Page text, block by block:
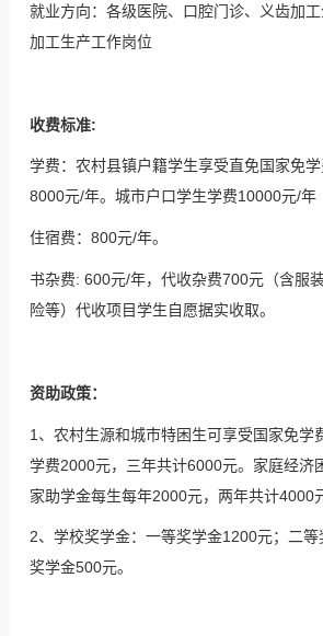
就业方向：各级医院、口腔门诊、义齿加
加工生产工作岗位
收费标准:
学费：农村县镇户籍学生享受直免国家免
8000元/年。城市户口学生学费10000元/年
住宿费：800元/年。
书杂费: 600元/年，代收杂费700元（含服
险等）代收项目学生自愿据实收取。
资助政策：
1、农村生源和城市特困生可享受国家免学
学费2000元，三年共计6000元。家庭经济
家助学金每生每年2000元，两年共计4000
2、学校奖学金：一等奖学金1200元；二
奖学金500元。